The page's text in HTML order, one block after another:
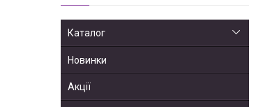
Каталог
Новинки
Акції